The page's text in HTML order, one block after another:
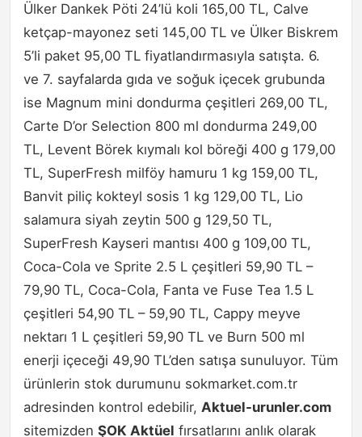
Ülker Dankek Pöti 24’lü koli 165,00 TL, Calve
ketçap-mayonez seti 145,00 TL ve Ülker Biskrem
5’li paket 95,00 TL fiyatlandırmasıyla satışta. 6.
ve 7. sayfalarda gıda ve soğuk içecek grubunda
ise Magnum mini dondurma çeşitleri 269,00 TL,
Carte D’or Selection 800 ml dondurma 249,00
TL, Levent Börek kıymalı kol böreği 400 g 179,00
TL, SuperFresh milföy hamuru 1 kg 159,00 TL,
Banvit piliç kokteyl sosis 1 kg 129,00 TL, Lio
salamura siyah zeytin 500 g 129,50 TL,
SuperFresh Kayseri mantısı 400 g 109,00 TL,
Coca-Cola ve Sprite 2.5 L çeşitleri 59,90 TL –
79,90 TL, Coca-Cola, Fanta ve Fuse Tea 1.5 L
çeşitleri 54,90 TL – 59,90 TL, Cappy meyve
nektarı 1 L çeşitleri 59,90 TL ve Burn 500 ml
enerji içeceği 49,90 TL’den satışa sunuluyor. Tüm
ürünlerin stok durumunu sokmarket.com.tr
adresinden kontrol edebilir, Aktuel-urunler.com
sitemizden ŞOK Aktüel fırsatlarını anlık olarak